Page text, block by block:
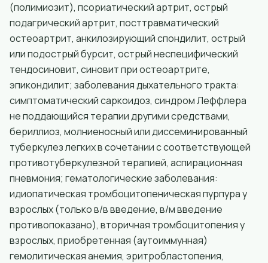
(полимиозит), псориатический артрит, острый
подагрический артрит, посттравматический
остеоартрит, анкилозирующий спондилит, острый
или подострый бурсит, острый неспецифический
тендосиновит, синовит при остеоартрите,
эпикондилит; заболевания дыхательного тракта:
симптоматический саркоидоз, синдром Леффлера
не поддающийся терапии другими средствами,
бериллиоз, молниеносный или диссеминированный
туберкулез легких в сочетании с соответствующей
противотуберкулезной терапией, аспирационная
пневмония; гематологические заболевания:
идиопатическая тромбоцитопеническая пурпура у
взрослых (только в/в введение, в/м введение
противопоказано), вторичная тромбоцитопения у
взрослых, приобретенная (аутоиммунная)
гемолитическая анемия, эритробластопения,